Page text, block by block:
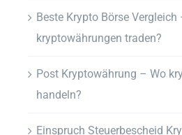
Beste Krypto Börse Vergleich
kryptowährungen traden?
Post Kryptowährung – Wo
handeln?
Einspruch Steuerbescheid